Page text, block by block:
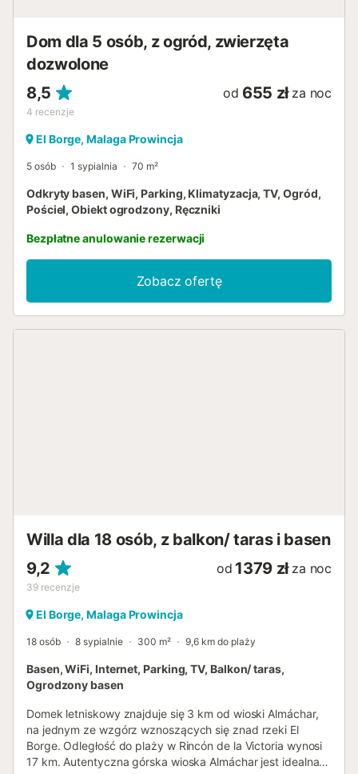
Dom dla 5 osób, z ogród, zwierzęta
dozwolone
8,5
4 recenzje
od 655 zł za noc
El Borge, Malaga Prowincja
5 osób 1 sypialnia 70 m²
Odkryty basen, WiFi, Parking, Klimatyzacja, TV, Ogród,
Pościel, Obiekt ogrodzony, Ręczniki
Bezpłatne anulowanie rezerwacji
Zobacz ofertę
Willa dla 18 osób, z balkon/ taras i basen
9,2
39 recenzje
od 1379 zł za noc
El Borge, Malaga Prowincja
18 osób 8 sypialnie 300 m² 9,6 km do plaży
Basen, WiFi, Internet, Parking, TV, Balkon/ taras,
Ogrodzony basen
Domek letniskowy znajduje się 3 km od wioski Almáchar,
na jednym ze wzgórz wznoszących się znad rzeki El
Borge. Odległość do plaży w Rincón de la Victoria wynosi
17 km. Autentyczna górska wioska Almáchar jest idealna